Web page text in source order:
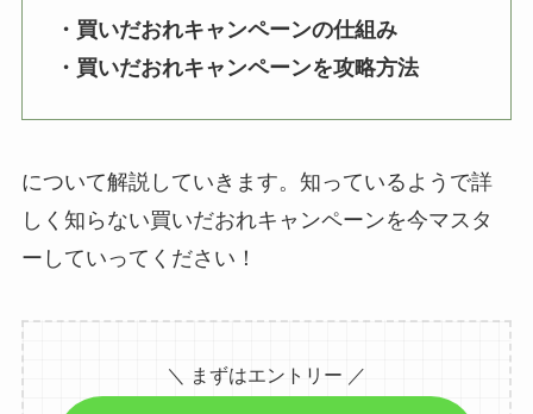
・買いだおれキャンペーンの仕組み
・買いだおれキャンペーンを攻略方法
について解説していきます。知っているようで詳
しく知らない買いだおれキャンペーンを今マスタ
ーしていってください！
＼ まずはエントリー ／